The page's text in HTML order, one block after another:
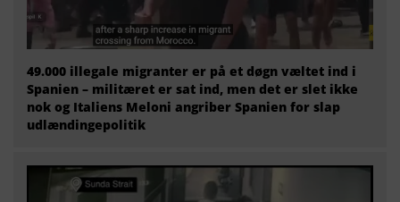
49.000 illegale migranter er på et døgn væltet ind i
Spanien – militæret er sat ind, men det er slet ikke
nok og Italiens Meloni angriber Spanien for slap
udlændingepolitik